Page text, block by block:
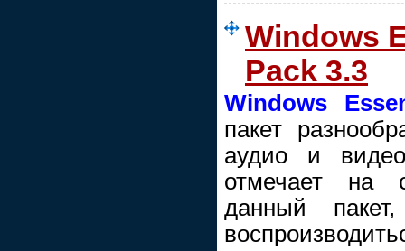
Windows
Pack 3.3
Windows
пакет
аудио и
отмечает на
данный